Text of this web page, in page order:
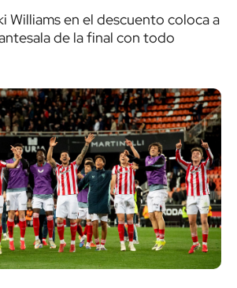
Williams en el descuento coloca a
de la final con todo